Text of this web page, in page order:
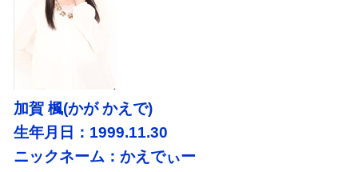
加賀 楓(かが かえで)
生年月日：1999.11.30
ニックネーム：かえでぃー